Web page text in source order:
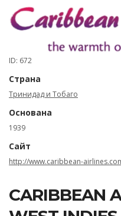
ID: 672
Страна
Тринидад и Тобаго
Основана
1939
Сайт
http://www.caribbean-
CARIBBEAN